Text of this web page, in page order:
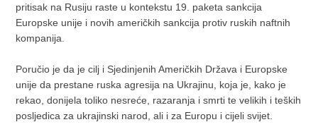
pritisak na Rusiju raste u kontekstu 19. paketa sankcija
Europske unije i novih američkih sankcija protiv ruskih naftnih
kompanija.
Poručio je da je cilj i Sjedinjenih Američkih Država i Europske
unije da prestane ruska agresija na Ukrajinu, koja je, kako je
rekao, donijela toliko nesreće, razaranja i smrti te velikih i teških
posljedica za ukrajinski narod, ali i za Europu i cijeli svijet.